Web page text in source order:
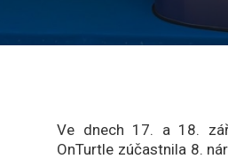
Ve dnech 17. a 18.
OnTurtle zúčastnila 8.